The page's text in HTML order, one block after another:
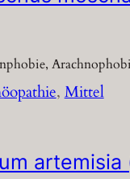
, Mittel
artemisia